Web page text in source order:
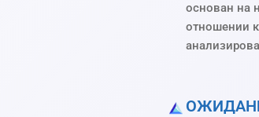
основан на
отношении